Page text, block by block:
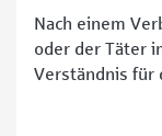
Nach einem
oder der Täter
Verständnis für
der Strafe den